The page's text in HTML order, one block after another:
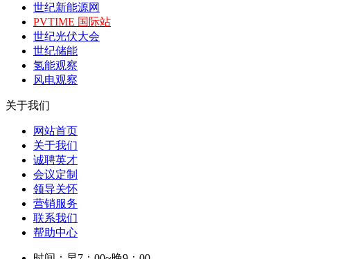
世纪新能源网
PVTIME 国际站
世纪光伏大会
世纪储能
氢能观察
风电观察
关于我们
网站首页
关于我们
诚聘英才
会议定制
领导关怀
营销服务
联系我们
帮助中心